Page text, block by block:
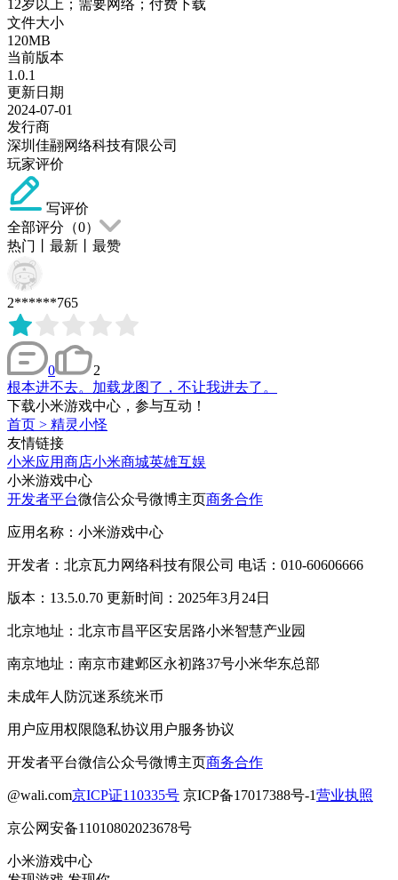
12岁以上；需要网络；付费下载
文件大小
120MB
当前版本
1.0.1
更新日期
2024-07-01
发行商
深圳佳翮网络科技有限公司
玩家评价
写评价
全部评分（0）
热门
最新 最赞
2******765
0
2
根本进不去。加载龙图了，不让我进去了。
下载小米游戏中心，参与互动！
首页 > 精灵小怪
友情链接
小米应用商店小米商城英雄互娱
小米游戏中心
开发者平台微信公众号微博主页商务合作
应用名称：小米游戏中心
开发者：北京瓦力网络科技有限公司 电话：010-60606666
版本：13.5.0.70 更新时间：2025年3月24日
北京地址：北京市昌平区安居路小米智慧产业园
南京地址：南京市建邺区永初路37号小米华东总部
未成年人防沉迷系统米币
用户应用权限隐私协议用户服务协议
开发者平台微信公众号微博主页商务合作
@wali.com京ICP证110335号 京ICP备17017388号-1营业执照
京公网安备11010802023678号
小米游戏中心